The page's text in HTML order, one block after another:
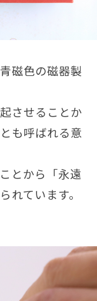
磁色の磁器製
させることか
も呼ばれる意
とから「永遠
れています。